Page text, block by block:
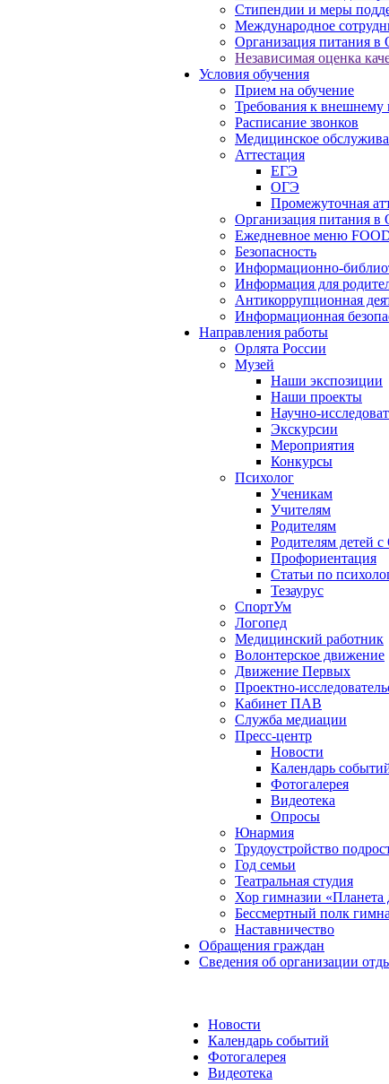
Стипендии и меры
Международное
Организация питания в
Независимая оценка
Условия обучения
Прием на обучение
Требования к внешнему
Расписание звонков
Медицинское
Аттестация
ЕГЭ
ОГЭ
Промежуточная
Организация питания в
Ежедневное меню
Безопасность
Информационно-
Информация для
Антикоррупционная
Информационная
Направления работы
Орлята России
Музей
Наши экспозиции
Наши проекты
Научно-
Экскурсии
Мероприятия
Конкурсы
Психолог
Ученикам
Учителям
Родителям
Родителям детей
Профориентация
Статьи по
Тезаурус
СпортУм
Логопед
Медицинский работник
Волонтерское движение
Движение Первых
Проектно-
Кабинет ПАВ
Служба медиации
Пресс-центр
Новости
Календарь
Фотогалерея
Видеотека
Опросы
Юнармия
Трудоустройство
Год семьи
Театральная студия
Хор гимназии «Планета
Бессмертный полк
Наставничество
Обращения граждан
Сведения об организации
Новости
Календарь событий
Фотогалерея
Видеотека